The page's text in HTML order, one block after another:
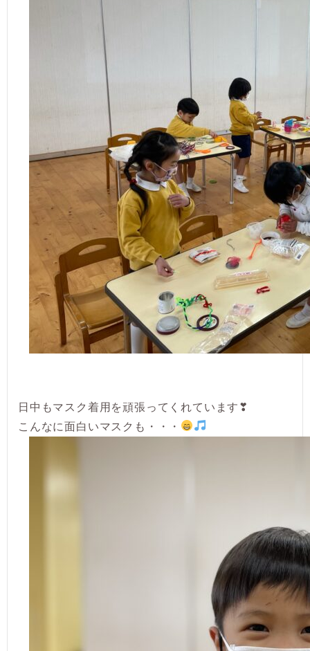
日中もマスク着用を頑張ってくれています❣
こんなに面白いマスクも・・・